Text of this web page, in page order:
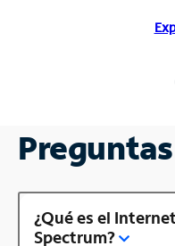
¿Qué es el
Spectrum?